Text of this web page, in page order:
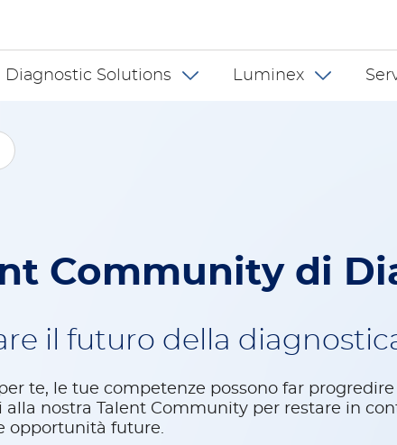
- INT
Diagnostic Solutions Luminex
Community di
il futuro della
te, le tue competenze possono far
nostra Talent Community per restare in
opportunità future.